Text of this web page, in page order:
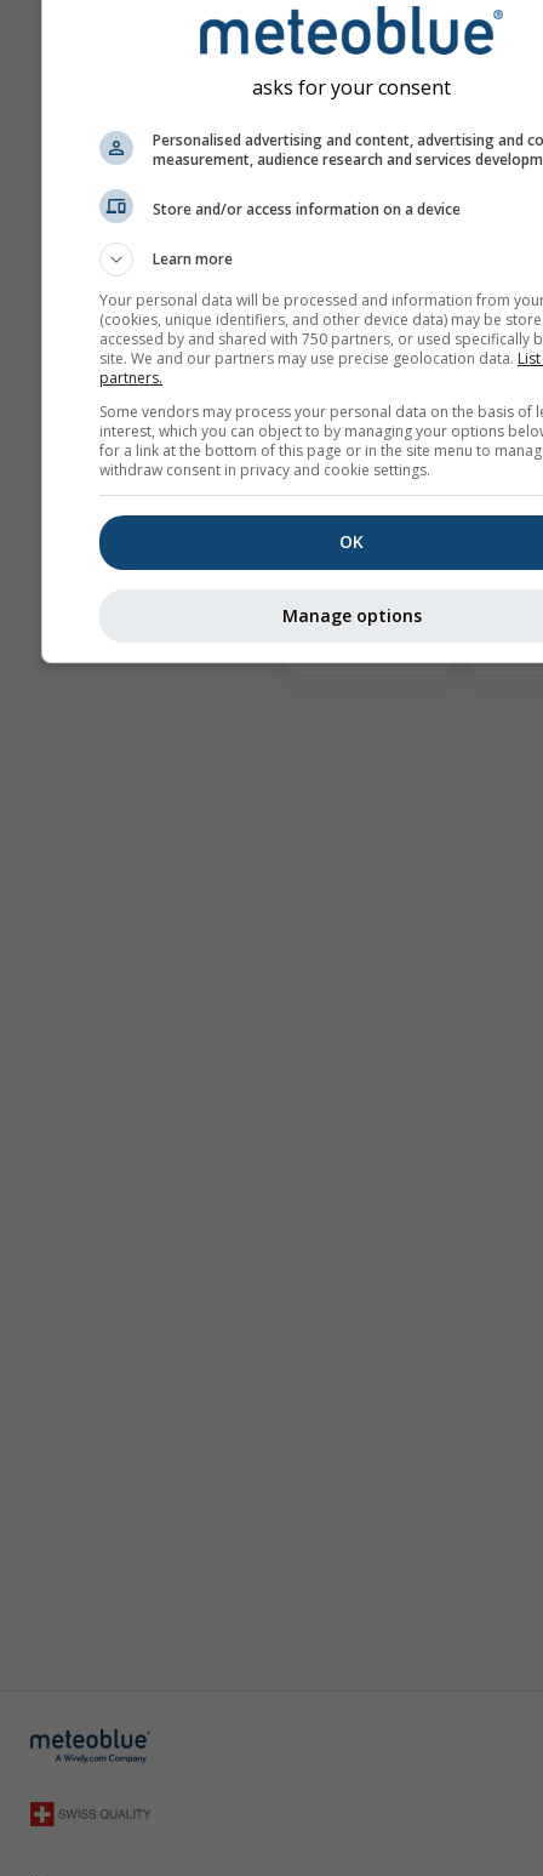
Tato předpověď je
přesnější odhad
předpovědi se počítá
modelu s různými
Sezónní
předpověď
Astronomy
asks for your consent
Personalised advertising and content, advertising and
measurement, audience research and services
Store and/or access information on a device
Learn more
Your personal data will be processed and information from
(cookies, unique identifiers, and other device data) may be
accessed by and shared with 750 partners, or used specifically
site. We and our partners may use precise geolocation data.
partners.
Some vendors may process your personal data on the basis of
interest, which you can object to by managing your options
for a link at the bottom of this page or in the site menu to
withdraw consent in privacy and cookie settings.
OK
Manage options